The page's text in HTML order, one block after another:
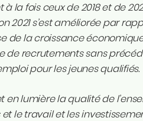
la fois ceux de 2018 et de
2021 s’est améliorée par
de la croissance
de recrutements sans
pour les jeunes qualifiés.
lumière la qualité de
le travail et les